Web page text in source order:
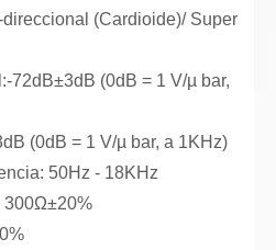
(Cardioide)/ Super
72dB±3dB (0dB = 1 V/µ bar,
(0dB = 1 V/µ bar, a 1KHz)
50Hz - 18KHz
300Ω±20%